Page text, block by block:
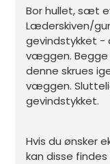
Bor hullet, sæt
Læderskiven/
gevindstykket -
væggen.
denne skrues
væggen.
gevindstykket.
Hvis du ønsker
kan disse